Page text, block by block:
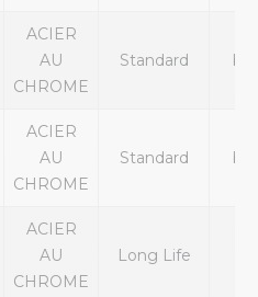
ACIER
AU
CHROME
Standard
ACIER
AU
CHROME
Standard
ACIER
AU
CHROME
Long Life